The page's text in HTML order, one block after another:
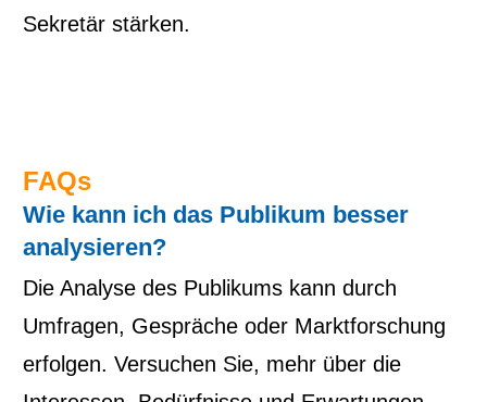
Sekretär stärken.
FAQs
Wie kann ich das Publikum besser
analysieren?
Die Analyse des Publikums kann durch
Umfragen, Gespräche oder Marktforschung
erfolgen. Versuchen Sie, mehr über die